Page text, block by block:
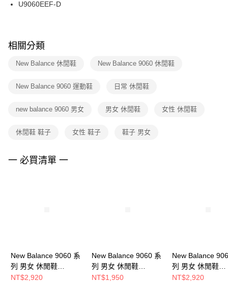
ATM／網路銀行／等多元方式進行付款，方視為交易完成。
※ 交易是否成功請以「AFTEE先享後付 」之結帳頁面顯示為準，若有關於
是否繳費成功／繳費後需取消欲退款等相關疑問，請聯繫「AFTEE先享後付
客戶支援中心」 https://netprotections.freshdesk.com/support/home
１．透過由恩沛科技股份有限公司提供之「AFTEE先享後付」服務完成之交
權轉讓予恩沛科技股份有限公司。
３．未成年的使用者請事先徵得法定代理人或監護人之同意方可使用
４．使用「AFTEE先享後付」時，將依據個別帳號之用戶狀況，依本公司即
每筆NT$100，滿NT$1,500(含以上)免運費
U9060EEF-D
相關分類
New Balance 休閒鞋 New Balance 9060 休閒鞋
New Balance 9060 運動鞋 日常 休閒鞋
new balance 9060 男女 男女 休閒鞋 女性 休閒鞋
休閒鞋 鞋子 女性 鞋子 鞋子 男女
一 必買清單 一
New Balance 9060 系
列 男女 休閒鞋
U9060LBC-D
NT$2,920
New Balance 9060 系
列 男女 休閒鞋
U9060BLC-D
NT$1,950
New Balance
列 男女 休閒鞋
U9060LBD-D
NT$2,920